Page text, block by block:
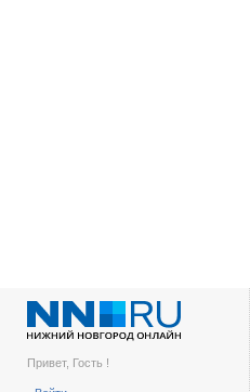
Привет, Гость !